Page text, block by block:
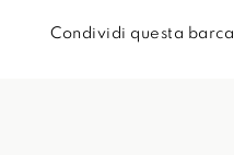
Condividi questa barca